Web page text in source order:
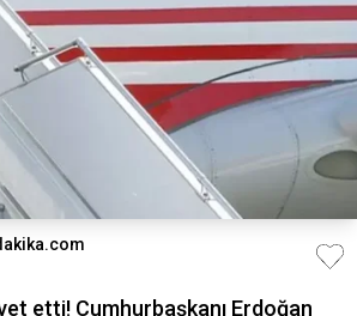
etti! Cumhurbaşkanı Erdoğan